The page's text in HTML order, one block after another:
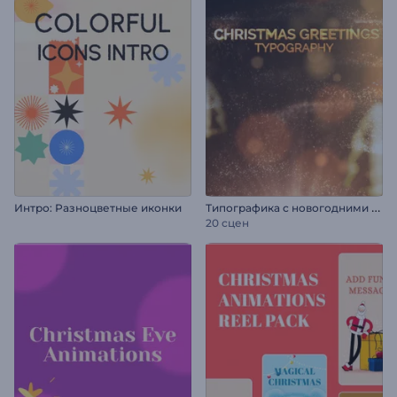
Интро: Разноцветные иконки Т
ипографика с новогодними поздравлениями
20 сцен